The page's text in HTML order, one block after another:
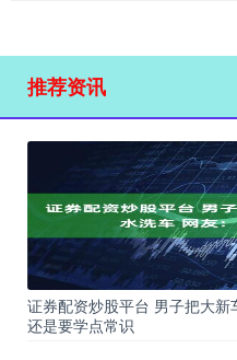
推荐资讯
证券配资炒股平台 男子把大新
还是要学点常识